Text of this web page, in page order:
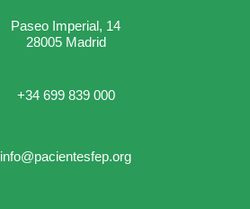
Paseo Imperial, 14
28005 Madrid
+34 699 839 000
info@pacientesfep.org